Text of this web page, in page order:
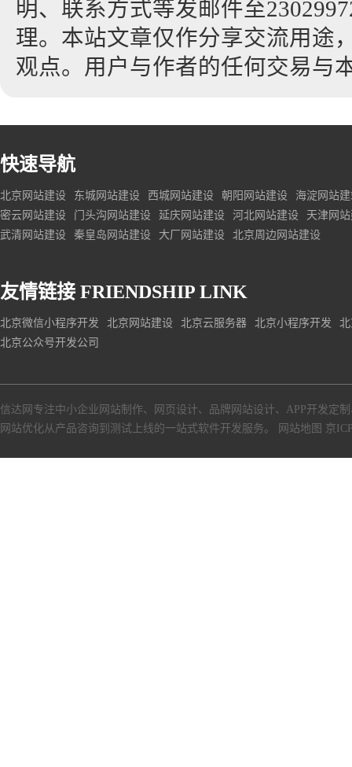
明、联系方式等发邮件至
理。本站文章仅作分享交流用途
观点。用户与作者的任何交易与
快速导航
北京网站建设 东城网站建设 西城网站建设 朝阳网站建设
海淀网站
密云网站建设
门头沟网站建设 延庆网站建设 河北网站建设
天津网
武清网站建设
秦皇岛网站建设 大厂网站建设 北京周边网站建设
友情链接 FRIENDSHIP LINK
北京微信小程序开发 北京网站建设 北京云服务器 北京小程序开发
北京公众号开发公司
信达网专注中小企业网站制作、 网页设计、 品牌网站设计、 APP开发定制
网站优化从产品咨询到测试上线的一站式软件开发服务。
网站地图 京